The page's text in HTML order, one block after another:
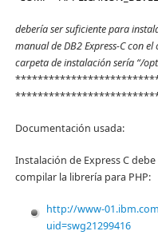
debería ser suficiente para
manual de DB2 Express-C con
carpeta de instalación sería “/
Documentación usada:
Instalación de Express C
compilar la librería para PHP:
http://www-
uid=swg21299416